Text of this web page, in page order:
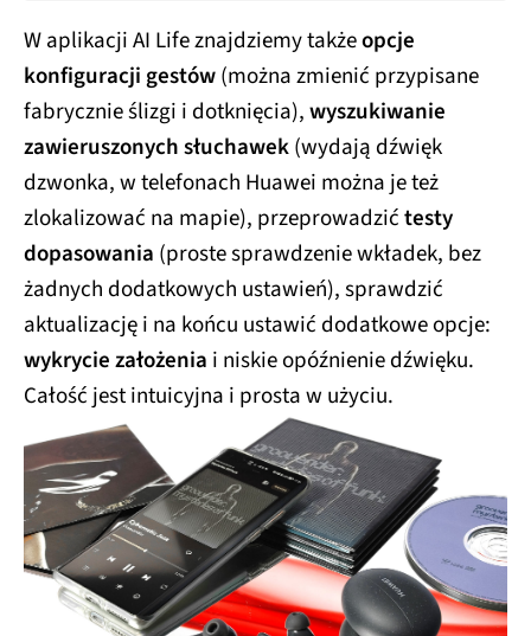
W aplikacji AI Life znajdziemy takżeopcje
konfiguracji gestów(można zmienić przypisane
fabrycznie ślizgi i dotknięcia),wyszukiwanie
zawieruszonych słuchawek(wydają dźwięk
dzwonka, w telefonach Huawei można je też
zlokalizować na mapie), przeprowadzićtesty
dopasowania (proste sprawdzenie wkładek, bez
żadnych dodatkowych ustawień), sprawdzić
aktualizację i na końcu ustawić dodatkowe opcje:
wykrycie założenia i niskie opóźnienie dźwięku.
Całość jest intuicyjna i prosta w użyciu.